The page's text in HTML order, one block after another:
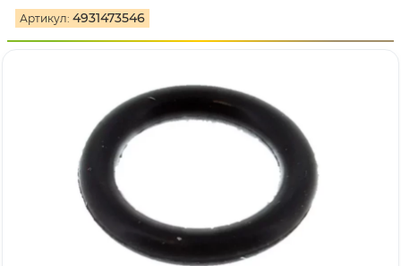
Артикул: 4931473546